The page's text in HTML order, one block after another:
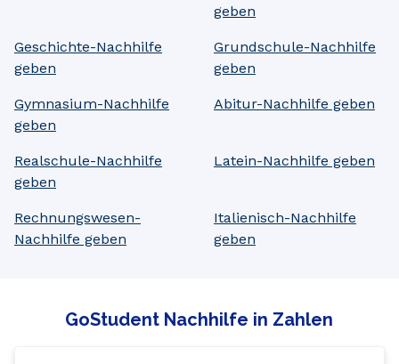
geben
Geschichte-Nachhilfe
geben
Grundschule-Nachhilfe
geben
Gymnasium-Nachhilfe
geben
Abitur-Nachhilfe geben
Realschule-Nachhilfe
geben
Latein-Nachhilfe geben
Rechnungswesen-
Nachhilfe geben
Italienisch-Nachhilfe
geben
GoStudent Nachhilfe in Zahlen